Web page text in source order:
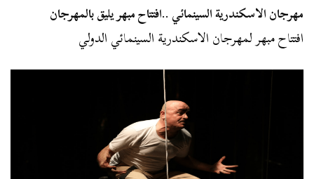
مهرجان الاسكندرية السينمائي ..افتتاح مبهر يليق بالمهرجان
افتتاح مبهر لمهرجان الاسكندرية السينمائي الدولي